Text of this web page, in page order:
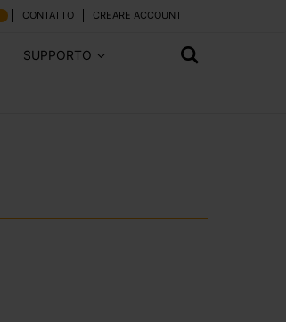
CONTATTO CREARE ACCOUNT
SUPPORTO